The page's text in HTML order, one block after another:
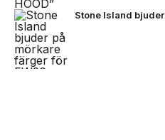
Stone Island